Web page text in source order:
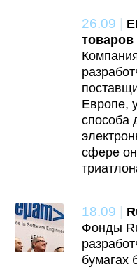
26.09 |
товаров
Европе,
способа
сфере
18.09 |
Фонды
бумагах